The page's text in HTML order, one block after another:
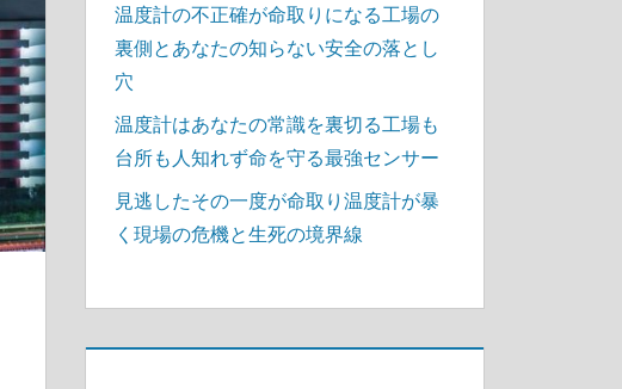
温度計の不正確が命取りになる工場の
裏側とあなたの知らない安全の落とし
穴
温度計はあなたの常識を裏切る工場も
台所も人知れず命を守る最強センサー
見逃したその一度が命取り温度計が暴
く現場の危機と生死の境界線